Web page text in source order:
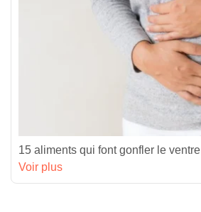
15 aliments qui font gonfler le ventre
Voir plus